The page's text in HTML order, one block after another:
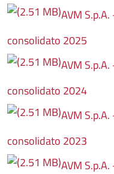
AVM
consolidato 2025
AVM
consolidato 2024
AVM
consolidato 2023
AVM